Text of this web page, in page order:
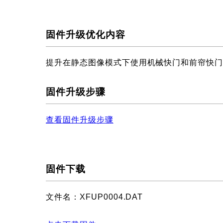
固件升级优化内容
提升在静态图像模式下使用机械快门和前帘快门
固件升级步骤
查看固件升级步骤
固件下载
文件名：XFUP0004.DAT